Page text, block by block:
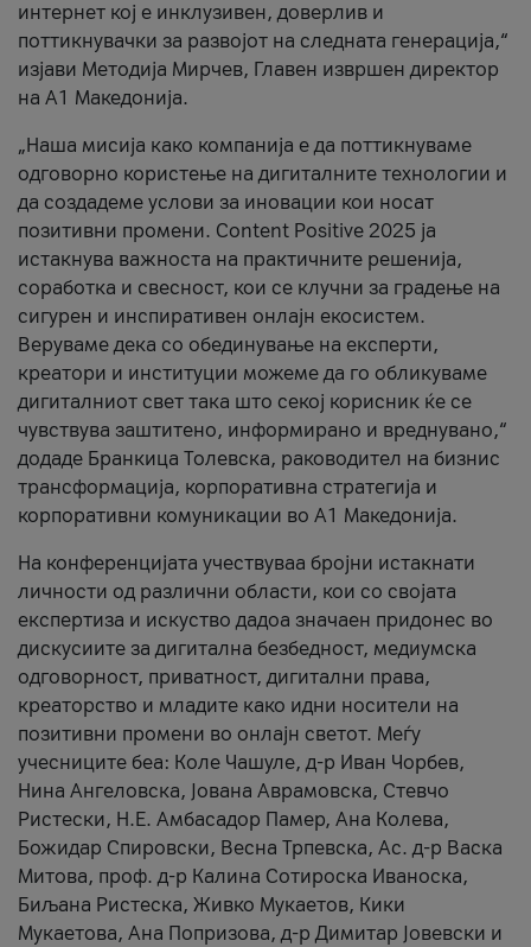
интернет кој е инклузивен, доверлив и
поттикнувачки за развојот на следната генерација,“
изјави Методија Мирчев, Главен извршен директор
на А1 Македонија.
„Наша мисија како компанија е да поттикнуваме
одговорно користење на дигиталните технологии и
да создадеме услови за иновации кои носат
позитивни промени. Content Positive 2025 ја
истакнува важноста на практичните решенија,
соработка и свесност, кои се клучни за градење на
сигурен и инспиративен онлајн екосистем.
Веруваме дека со обединување на експерти,
креатори и институции можеме да го обликуваме
дигиталниот свет така што секој корисник ќе се
чувствува заштитено, информирано и вреднувано,“
додаде Бранкица Толевска, раководител на бизнис
трансформација, корпоративна стратегија и
корпоративни комуникации во А1 Македонија.
На конференцијата учествуваа бројни истакнати
личности од различни области, кои со својата
експертиза и искуство дадоа значаен придонес во
дискусиите за дигитална безбедност, медиумска
одговорност, приватност, дигитални права,
креаторство и младите како идни носители на
позитивни промени во онлајн светот. Меѓу
учесниците беа: Коле Чашуле, д-р Иван Чорбев,
Нина Ангеловска, Јована Аврамовска, Стевчо
Ристески, Н.Е. Амбасадор Памер, Ана Колева,
Божидар Спировски, Весна Трпевска, Ас. д-р Васка
Митова, проф. д-р Калина Сотироска Иваноска,
Биљана Ристеска, Живко Мукаетов, Кики
Мукаетова, Ана Попризова, д-р Димитар Јовевски и